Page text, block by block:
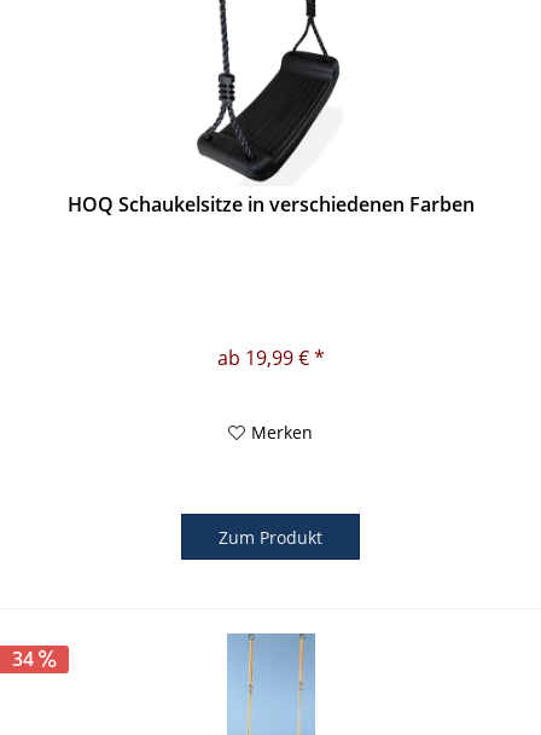
HOQ Schaukelsitze in verschiedenen Farben
ab 19,99 € *
Merken
Zum Produkt
34